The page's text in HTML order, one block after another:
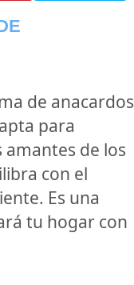
de anacardos
para
de los
con el
Es una
tu hogar con